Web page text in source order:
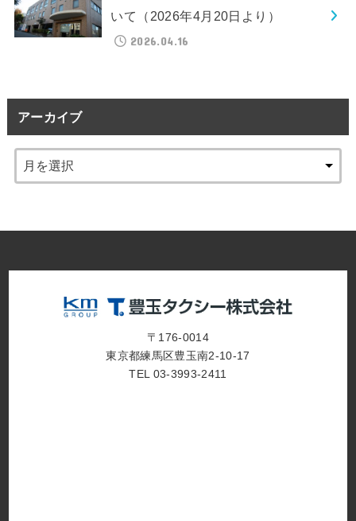
いて（2026年4月20日より）
2026.04.16
アーカイブ
〒176-0014
東京都練馬区豊玉南2-10-17
TEL 03-3993-2411